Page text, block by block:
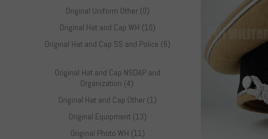
Original Uniform Other (0)
Original Hat and Cap WH (10)
Original Hat and Cap SS and Police (6)
Original Hat and Cap NSDAP and
Organization (4)
Original Hat and Cap Other (1)
Original Equipment (13)
Original Photo WH (11)